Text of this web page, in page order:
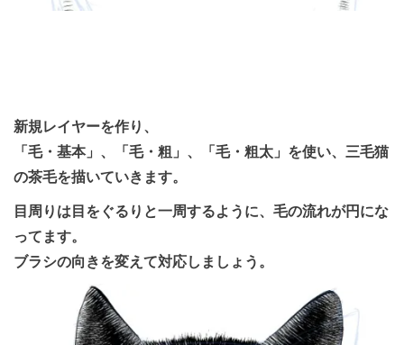
新規レイヤーを作り、
「毛・基本」、「毛・粗」、「毛・粗太」を使い、三毛猫
の茶毛を描いていきます。
目周りは目をぐるりと一周するように、毛の流れが円にな
ってます。
ブラシの向きを変えて対応しましょう。